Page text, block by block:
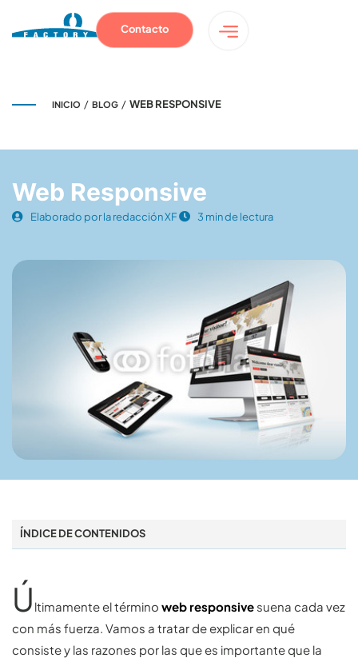
Contacto
INICIO / BLOG / WEB RESPONSIVE
Web Responsive
Elaborado por la redacción XF 3 min de lectura
ÍNDICE DE CONTENIDOS
Ú ltimamente el término web responsive suena cada vez
con más fuerza. Vamos a tratar de explicar en qué
consiste y las razones por las que es importante que la